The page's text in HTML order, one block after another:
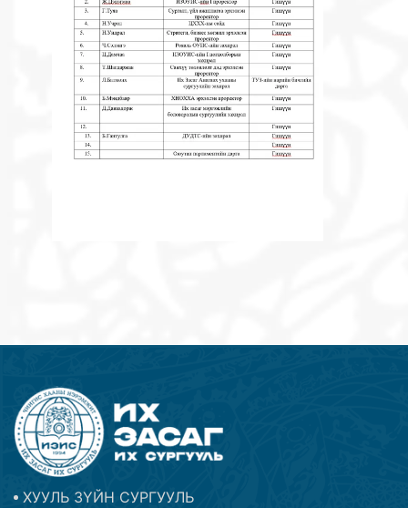
ХУУЛЬ ЗҮЙН СУРГУУЛЬ